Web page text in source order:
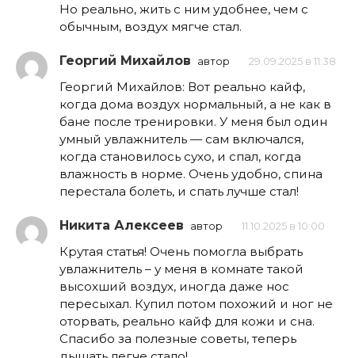
Но реально, жить с ним удобнее, чем с
обычным, воздух мягче стал.
Георгий Михайлов автор 29.09.2025 в 11:38
Георгий Михайлов: Вот реально кайф,
когда дома воздух нормальный, а не как в
бане после тренировки. У меня был один
умный увлажнитель — сам включался,
когда становилось сухо, и спал, когда
влажность в норме. Очень удобно, спина
перестала болеть, и спать лучше стал!
Никита Алексеев автор 11.10.2025 в 10:00
Крутая статья! Очень помогла выбрать
увлажнитель – у меня в комнате такой
высохший воздух, иногда даже нос
пересыхал. Купил потом похожий и ног не
оторвать, реально кайф для кожи и сна.
Спасибо за полезные советы, теперь